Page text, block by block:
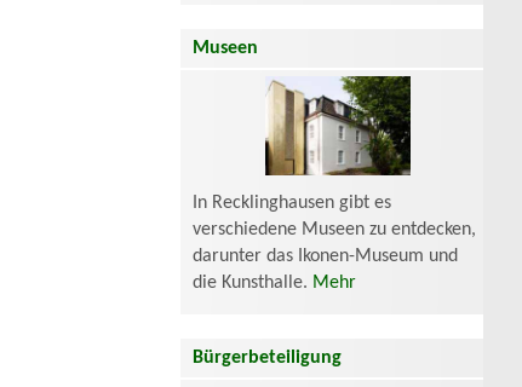
Museen
In Recklinghausen gibt es
verschiedene Museen zu entdecken,
darunter das Ikonen-Museum und
die Kunsthalle. Mehr
Bürgerbeteiligung